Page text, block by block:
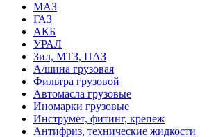
МАЗ
ГАЗ
АКБ
УРАЛ
Зил, МТЗ, ПАЗ
А/шина грузовая
Фильтра грузовой
Автомасла грузовые
Иномарки грузовые
Инструмет, фитинг, крепеж
Антифриз, технические жидкости